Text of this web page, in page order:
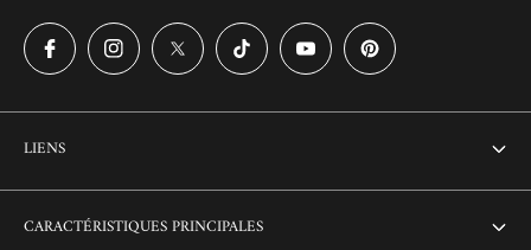
LIENS
CARACTÉRISTIQUES PRINCIPALES